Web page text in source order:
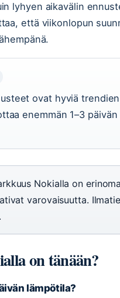
lyhyen aikavälin
että viikonlopun
ovat hyviä
enemmän 1–3
Nokialla on
varovaisuutta.
on tänään?
lämpötila?